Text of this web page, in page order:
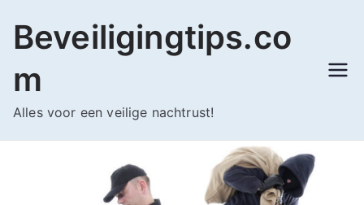
naar
inhoud
Beveiligingtips.co
m
Alles voor een veilige nachtrust!